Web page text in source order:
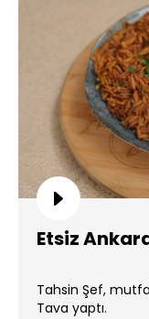
Etsiz
Tahsin Şef,
Tava yaptı.